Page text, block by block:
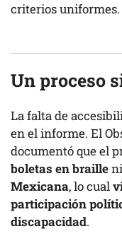
criterios uniformes.
Un proceso
La falta de
en el informe. El
documentó que el
boletas en brailleni
Mexicana, lo cual
participación
discapacidad.